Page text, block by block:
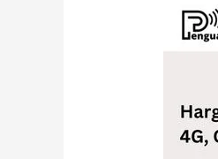
Harga
4G